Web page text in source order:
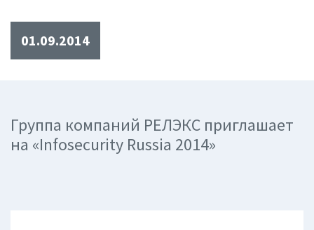
01.09.2014
Группа компаний РЕЛЭКС приглашает
на «Infosecurity Russia 2014»